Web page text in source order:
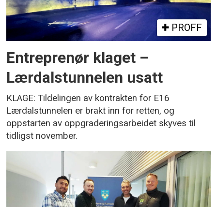
PROFF
Entreprenør klaget –
Lærdalstunnelen usatt
KLAGE: Tildelingen av kontrakten for E16
Lærdalstunnelen er brakt inn for retten, og
oppstarten av oppgraderingsarbeidet skyves til
tidligst november.